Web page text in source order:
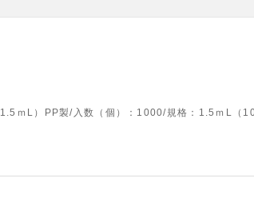
ｍL）PP製/入数（個）：1000/規格：1.5ｍL（